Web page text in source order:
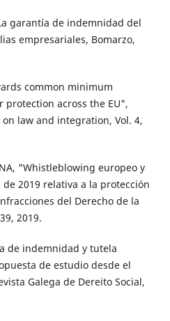
La garantía de indemnidad del
empresariales, Bomarzo,
common minimum
across the EU",
law and integration, Vol. 4,
"Whistleblowing europeo y
2019 relativa a la protección
del Derecho de la
2019.
de indemnidad y tutela
de estudio desde el
Galega de Dereito Social,